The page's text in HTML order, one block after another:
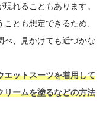
れることもあります。
とも想定できるため、
べ、見かけても近づかな
エットスーツを着用して
リームを塗るなどの方法